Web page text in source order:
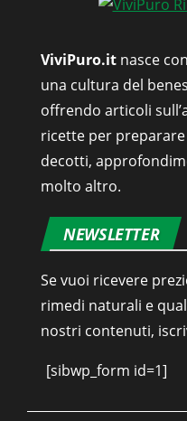
ViviPuro.it nasce
una cultura del
offrendo articoli
ricette per
decotti,
molto altro.
NEWSLETTER
Se vuoi ricevere
rimedi naturali e
nostri contenuti,
[sibwp_form id=1]